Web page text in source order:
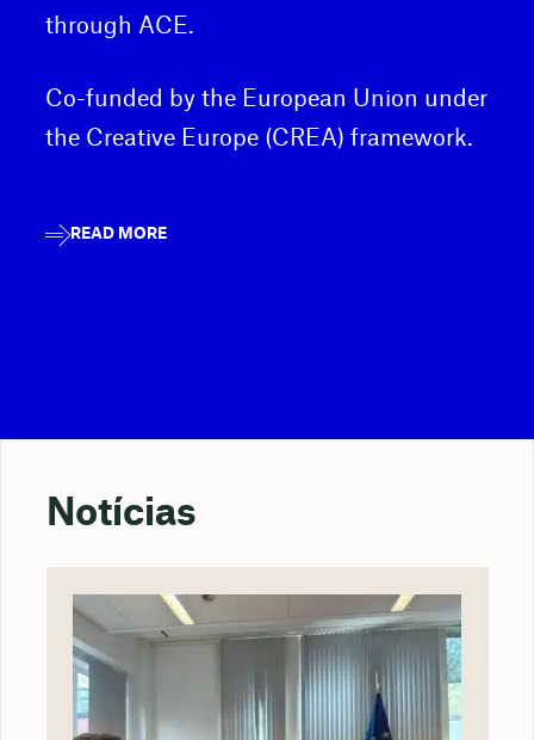
through ACE.
Co-funded by the European Union under
the Creative Europe (CREA) framework.
READ MORE
Notícias